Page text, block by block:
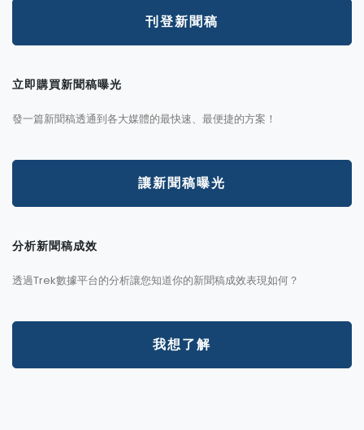
刊登新聞稿
立即購買新聞稿曝光
發一篇新聞稿透通到各大媒體的最快速、最便捷的方案！
讓新聞稿曝光
分析新聞稿成效
透過Trek數據平台的分析讓您知道你的新聞稿成效表現如何？
我想了解